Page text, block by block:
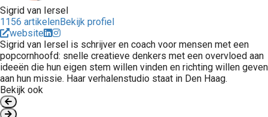
Sigrid van Iersel
1156 artikelenBekijk profiel
website
Sigrid van Iersel is schrijver en coach voor mensen met een
popcornhoofd: snelle creatieve denkers met een overvloed aan
ideeën die hun eigen stem willen vinden en richting willen geven
aan hun missie. Haar verhalenstudio staat in Den Haag.
Bekijk ook